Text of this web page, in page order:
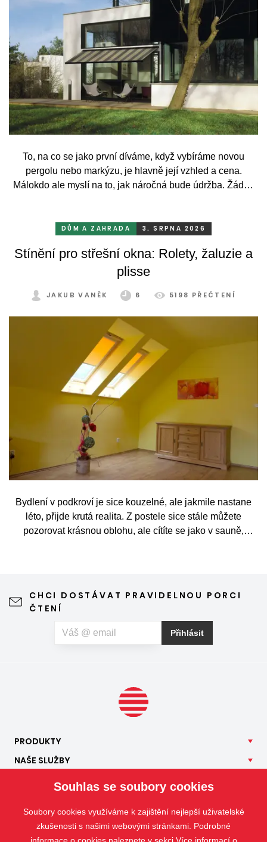
To, na co se jako první díváme, když vybíráme novou
pergolu nebo markýzu, je hlavně její vzhled a cena.
Málokdo ale myslí na to, jak náročná bude údržba. Žádný
mrazu, ale také prachu a pylu, což se na něm dříve či
DŮM A ZAHRADA 3. SRPNA 2026
Stínění pro střešní okna: Rolety, žaluzie a
plisse
JAKUB VANĚK 6 5198 PŘEČTENÍ
Bydlení v podkroví je sice kouzelné, ale jakmile nastane
léto, přijde krutá realita. Z postele sice stále můžete
pozorovat krásnou oblohu, ale cítíte se jako v sauně,
CHCI DOSTÁVAT PRAVIDELNOU PORCI
ČTENÍ
Přihlásit
PRODUKTY
NAŠE SLUŽBY
KONTAKT
Souhlas se soubory cookies
Soubory cookies využíváme k zajištění nejlepší uživatelské
zkušenosti s našimi webovými stránkami. Podrobné